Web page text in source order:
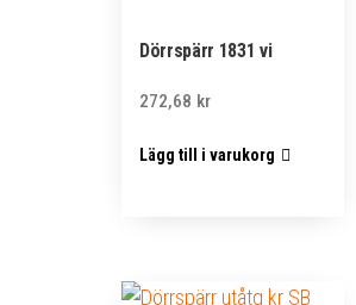
Dörrspärr 1831 vi
272,68 kr
Lägg till i varukorg